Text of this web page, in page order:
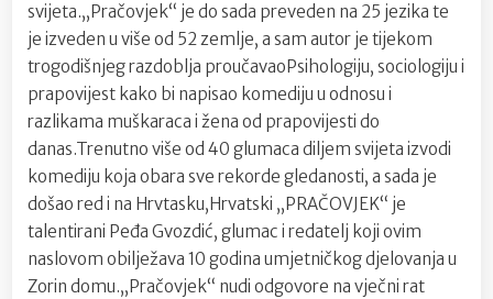
svijeta.„Pračovjek“ je do sada preveden na 25 jezika te
je izveden u više od 52 zemlje, a sam autor je tijekom
trogodišnjeg razdoblja proučavaoPsihologiju, sociologiju i
prapovijest kako bi napisao komediju u odnosu i
razlikama muškaraca i žena od prapovijesti do
danas.Trenutno više od 40 glumaca diljem svijeta izvodi
komediju koja obara sve rekorde gledanosti, a sada je
došao red i na Hrvtasku,Hrvatski „PRAČOVJEK“ je
talentirani Peđa Gvozdić, glumac i redatelj koji ovim
naslovom obilježava 10 godina umjetničkog djelovanja u
Zorin domu.„Pračovjek“ nudi odgovore na vječni rat